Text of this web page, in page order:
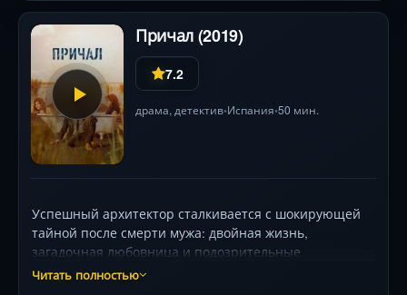
Причал (2019)
7.2
драма,детектив•Испания•50 мин.
Успешный архитектор сталкивается с шокирующей
тайной после смерти мужа: двойная жизнь,
загадочная любовница и подозрительные
обстоятельства гибели. Расследуя прошлое, она
Читать полностью